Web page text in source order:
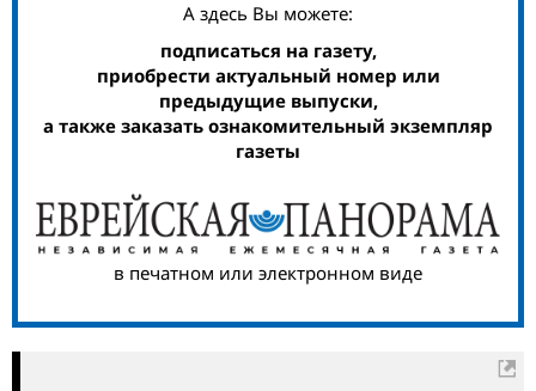
А здесь Вы можете:
подписаться на газету,
приобрести актуальный номер или
предыдущие выпуски,
а также заказать ознакомительный экземпляр
газеты
в печатном или электронном виде